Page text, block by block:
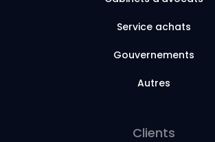
Service achats
Gouvernements
Autres
Clients